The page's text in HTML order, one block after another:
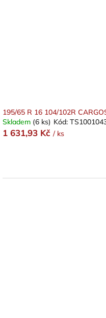
195/65 R 16 104/102R
Skladem (6 ks) Kód:
1 631,93 Kč / ks